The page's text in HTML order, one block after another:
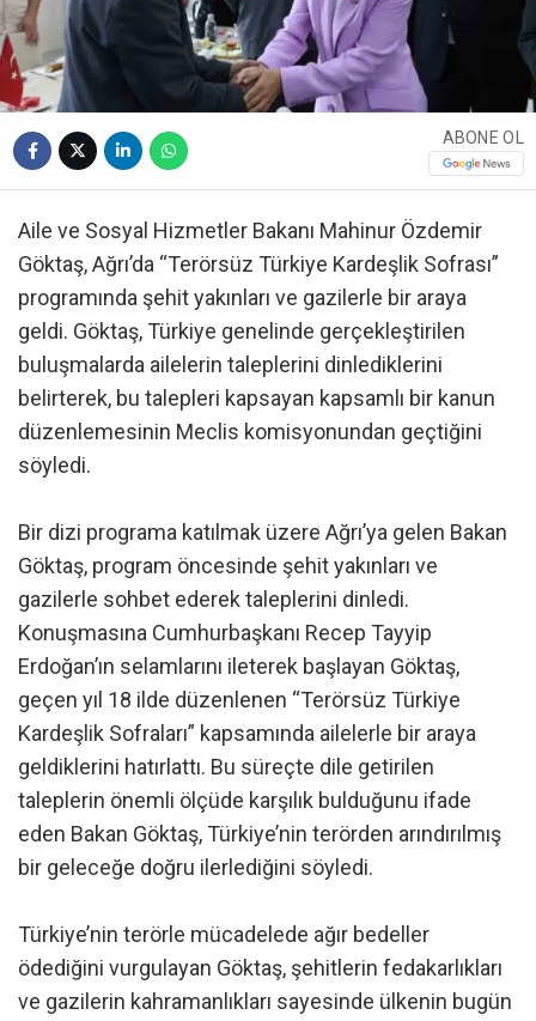
ABONE OL
Aile ve Sosyal Hizmetler Bakanı Mahinur Özdemir
Göktaş, Ağrı’da “Terörsüz Türkiye Kardeşlik Sofrası”
programında şehit yakınları ve gazilerle bir araya
geldi. Göktaş, Türkiye genelinde gerçekleştirilen
buluşmalarda ailelerin taleplerini dinlediklerini
belirterek, bu talepleri kapsayan kapsamlı bir kanun
düzenlemesinin Meclis komisyonundan geçtiğini
söyledi.
Bir dizi programa katılmak üzere Ağrı’ya gelen Bakan
Göktaş, program öncesinde şehit yakınları ve
gazilerle sohbet ederek taleplerini dinledi.
Konuşmasına Cumhurbaşkanı Recep Tayyip
Erdoğan’ın selamlarını ileterek başlayan Göktaş,
geçen yıl 18 ilde düzenlenen “Terörsüz Türkiye
Kardeşlik Sofraları” kapsamında ailelerle bir araya
geldiklerini hatırlattı. Bu süreçte dile getirilen
taleplerin önemli ölçüde karşılık bulduğunu ifade
eden Bakan Göktaş, Türkiye’nin terörden arındırılmış
bir geleceğe doğru ilerlediğini söyledi.
Türkiye’nin terörle mücadelede ağır bedeller
ödediğini vurgulayan Göktaş, şehitlerin fedakarlıkları
ve gazilerin kahramanlıkları sayesinde ülkenin bugün